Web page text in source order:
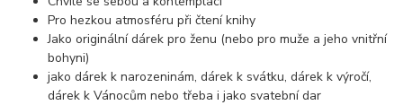
Pro hezkou atmosféru při čtení knihy
Jako originální dárek pro ženu (nebo pro muže a jeho vnitřní
bohyni)
jako dárek k narozeninám, dárek k svátku, dárek k výročí,
dárek k Vánocům nebo třeba i jako svatební dar